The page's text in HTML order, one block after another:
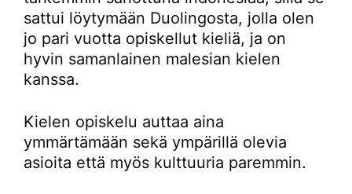
sattui löytymään Duolingosta, jolla olen
jo pari vuotta opiskellut kieliä, ja on
hyvin samanlainen malesian kielen
kanssa.
Kielen opiskelu auttaa aina
ymmärtämään sekä ympärillä olevia
asioita että myös kulttuuria paremmin.